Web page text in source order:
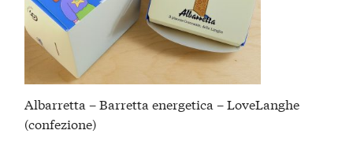
Albarretta – Barretta energetica – LoveLanghe
(confezione)